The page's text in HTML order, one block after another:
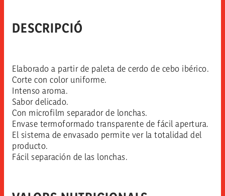
DESCRIPCIÓ
Elaborado a partir de paleta de cerdo de cebo ibérico.
Corte con color uniforme.
Intenso aroma.
Sabor delicado.
Con microfilm separador de lonchas.
Envase termoformado transparente de fácil apertura.
El sistema de envasado permite ver la totalidad del
producto.
Fácil separación de las lonchas.